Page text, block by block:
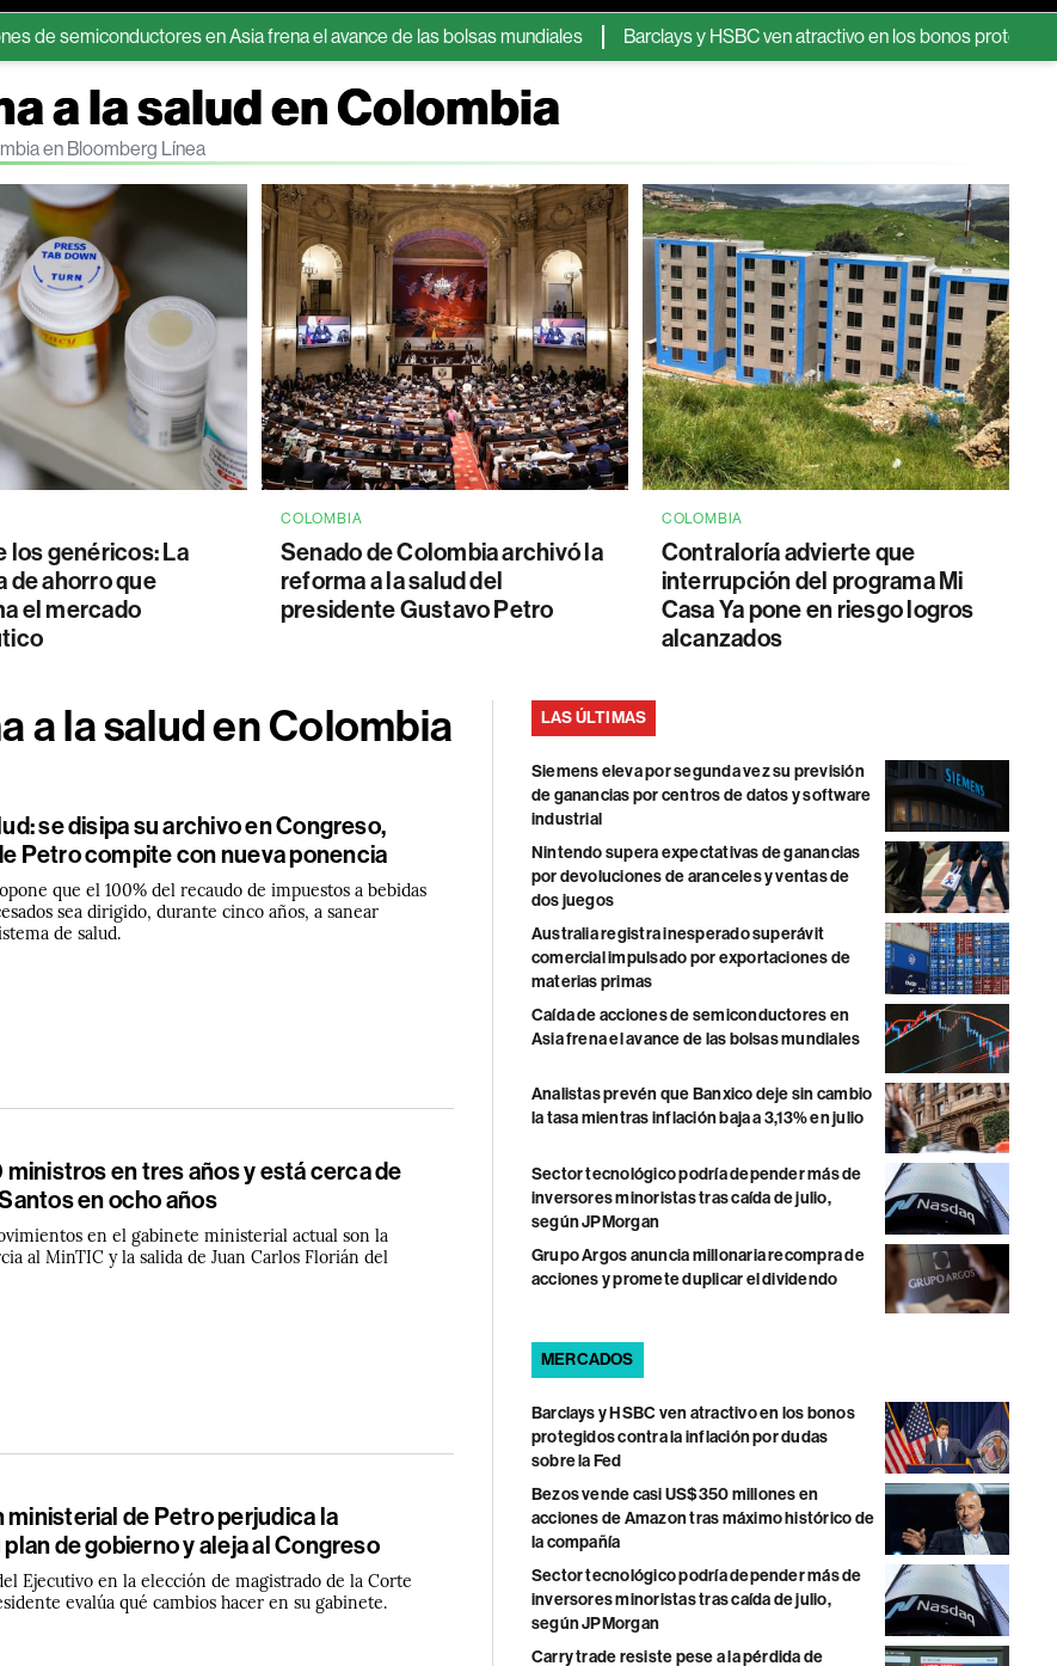
en Asia frena el avance de las bolsas mundiales Barclays y HSBC ven atractivo en los bonos protegidos contra la
a la salud en Colombia
en Bloomberg Línea
los genéricos: La
de ahorro que
el mercado
COLOMBIA
Senado de Colombia archivó la
reforma a la salud del
presidente Gustavo Petro
COLOMBIA
Contraloría advierte que
interrupción del programa Mi
Casa Ya pone en riesgo logros
alcanzados
a la salud en Colombia
se disipa su archivo en Congreso,
Petro compite con nueva ponencia
que el 100% del recaudo de impuestos a bebidas
sea dirigido, durante cinco años, a sanear
de salud.
en tres años y está cerca de
en ocho años
en el gabinete ministerial actual son la
al MinTIC y la salida de Juan Carlos Florián del
de Petro perjudica la
de gobierno y aleja al Congreso
Ejecutivo en la elección de magistrado de la Corte
evalúa qué cambios hacer en su gabinete.
LAS ÚLTIMAS
Siemens eleva por segunda vez su previsión
de ganancias por centros de datos y software
industrial
Nintendo supera expectativas de ganancias
por devoluciones de aranceles y ventas de
dos juegos
Australia registra inesperado superávit
comercial impulsado por exportaciones de
materias primas
Caída de acciones de semiconductores en
Asia frena el avance de las bolsas mundiales
Analistas prevén que Banxico deje sin cambio
la tasa mientras inflación baja a 3,13% en julio
Sector tecnológico podría depender más de
inversores minoristas tras caída de julio,
según JPMorgan
Grupo Argos anuncia millonaria recompra de
acciones y promete duplicar el dividendo
MERCADOS
Barclays y HSBC ven atractivo en los bonos
protegidos contra la inflación por dudas
sobre la Fed
Bezos vende casi US$350 millones en
acciones de Amazon tras máximo histórico de
la compañía
Sector tecnológico podría depender más de
inversores minoristas tras caída de julio,
según JPMorgan
Carry trade resiste pese a la pérdida de